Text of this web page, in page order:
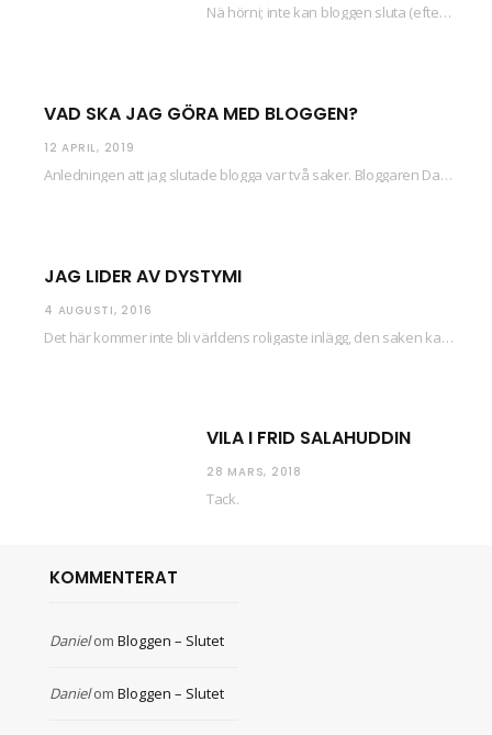
Nä hörni; inte kan bloggen sluta (eftersom jag så sällan uppdaterar skiten) i sånt supermoll.…
VAD SKA JAG GÖRA MED BLOGGEN?
12 APRIL, 2019
Anledningen att jag slutade blogga var två saker. Bloggaren Daniel skrev ut checkar som personen…
JAG LIDER AV DYSTYMI
4 AUGUSTI, 2016
Det här kommer inte bli världens roligaste inlägg, den saken kan ni räkna med. Det…
VILA I FRID SALAHUDDIN
28 MARS, 2018
Tack.
KOMMENTERAT
Danielom Bloggen – Slutet
Danielom Bloggen – Slutet